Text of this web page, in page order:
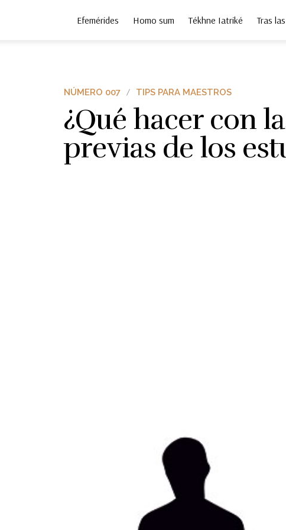
Efemérides Homo sum Tékhne Iatriké Tras
NÚMERO 007 TIPS PARA MAESTROS
¿Qué hacer con
previas de los